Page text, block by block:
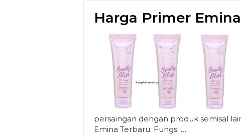
Harga Primer
persaingan dengan produk semisal
Emina Terbaru. Fungsi …